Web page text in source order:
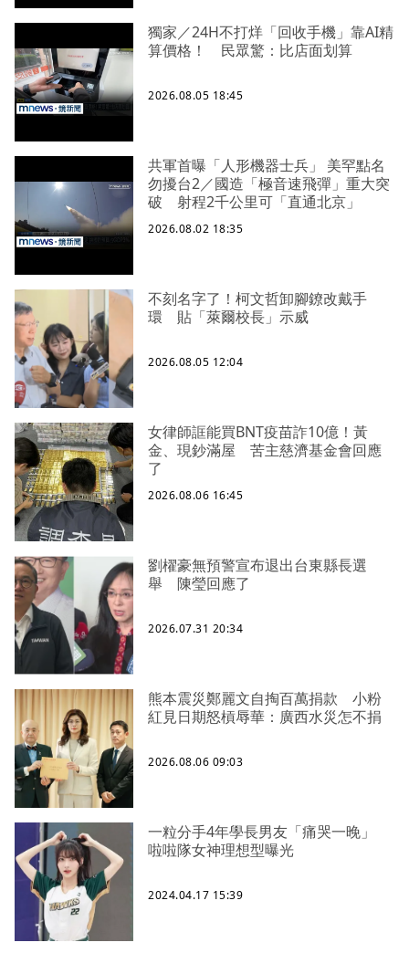
獨家／24H不打烊「回收手機」靠AI精
算價格！ 民眾驚：比店面划算
2026.08.05 18:45
共軍首曝「人形機器士兵」 美罕點名
勿擾台2／國造「極音速飛彈」重大突
破 射程2千公里可「直通北京」
2026.08.02 18:35
不刻名字了！柯文哲卸腳鐐改戴手
環 貼「萊爾校長」示威
2026.08.05 12:04
女律師誆能買BNT疫苗詐10億！黃
金、現鈔滿屋 苦主慈濟基金會回應
了
2026.08.06 16:45
劉櫂豪無預警宣布退出台東縣長選
舉 陳瑩回應了
2026.07.31 20:34
熊本震災鄭麗文自掏百萬捐款 小粉
紅見日期怒槓辱華：廣西水災怎不捐
2026.08.06 09:03
一粒分手4年學長男友「痛哭一晚」
啦啦隊女神理想型曝光
2024.04.17 15:39